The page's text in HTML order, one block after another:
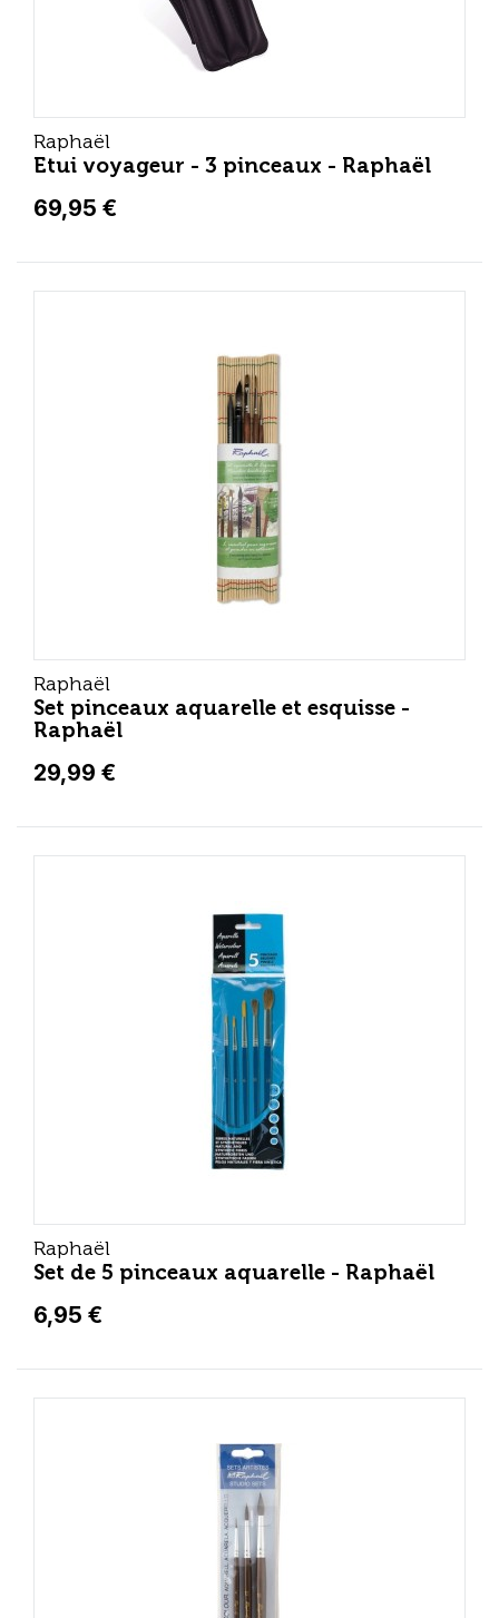
Raphaël
Etui voyageur - 3 pinceaux - Raphaël
69,95 €
Raphaël
Set pinceaux aquarelle et esquisse -
Raphaël
29,99 €
Raphaël
Set de 5 pinceaux aquarelle - Raphaël
6,95 €